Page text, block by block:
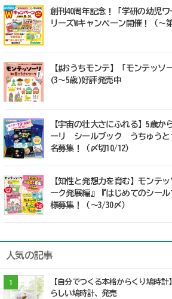
創刊40周年記念！「学研の幼児
リーズWキャンペーン開催！（～
【#おうちモンテ】「モンテッソ
(3～5歳)好評発売中
【宇宙の壮大さにふれる】5歳か
ーリ シールブック うちゅうと
名募集！（〆切10/12）
【知性と発想力を育む】モンテ
ーク発展編』『はじめてのシー
様募集！（〜3/30〆）
人気の記事
1
【自分でつくる本格からくり鳩時
らしい鳩時計、発売